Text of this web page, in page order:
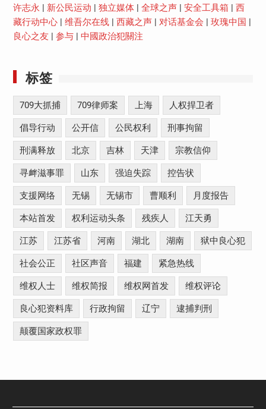
许志永
新公民运动 独立媒体| 全球之声| 安全工具箱
西
藏行动中心| 维吾尔在线| 西藏之声| 对话基金会 玫瑰中国
良心之友
参与| 中國政治犯關注
标签
709大抓捕 709律师案 上海 人权捍卫者
倡导行动 公开信 公民权利 刑事拘留
刑满释放 北京 吉林 天津 宗教信仰
寻衅滋事罪 山东 强迫失踪 控告状
支援网络 无锡 无锡市 曹顺利 月度报告
本站首发 权利运动头条 残疾人 江天勇
江苏 江苏省 河南 湖北 湖南 狱中良心犯
社会公正 社区声音 福建 紧急热线
维权人士 维权简报 维权网首发 维权评论
良心犯资料库 行政拘留 辽宁 逮捕判刑
颠覆国家政权罪